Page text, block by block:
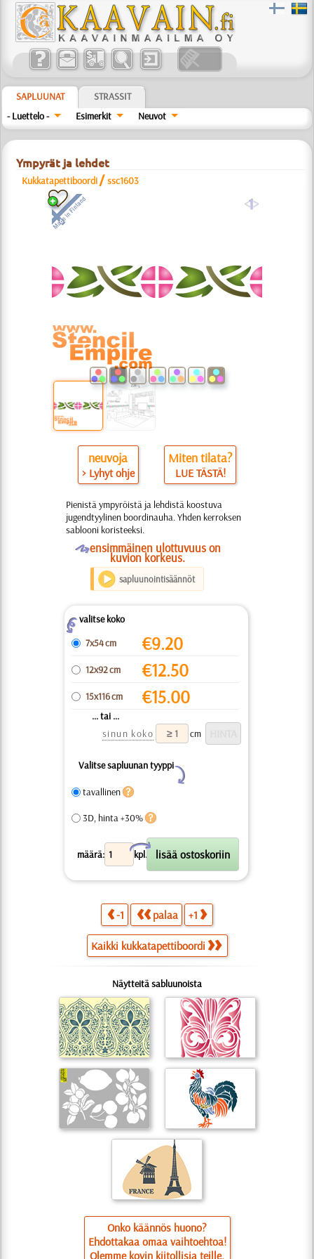
SAPLUUNAT
STRASSIT
- Luettelo -
Esimerkit Neuvot
Ympyrät ja lehdet
Kukkatapettiboordi /ssc1603
a
neuvoja
> Lyhyt ohje
Miten tilata?
LUE TÄSTÄ!
Pienistä ympyröistä ja lehdistä koostuva
jugendtyylinen boordinauha. Yhden kerroksen
sablooni koristeeksi.
Oensimmäinen ulottuvuus on
kuvion korkeus.
sapluunointisäännöt
Zvalitse koko
7x54 cm
€9.20
12x92 cm €12.50
15x116 cm €15.00
... tai ...
sinun koko
cm
Valitse sapluunan tyyppi
Y
tavallinen
3D, hinta +30%
määrä: kpl.
X
-1 palaa +1
Kaikki kukkatapettiboordi
Näytteitä sabluunoista
Onko käännös huono?
Ehdottakaa omaa vaihtoehtoa!
Olemme kovin kiitollisia teille.